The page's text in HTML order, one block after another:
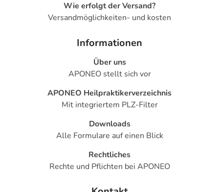
Wie erfolgt der Versand?
Versandmöglichkeiten- und kosten
Informationen
Über uns
APONEO stellt sich vor
APONEO Heilpraktikerverzeichnis
Mit integriertem PLZ-Filter
Downloads
Alle Formulare auf einen Blick
Rechtliches
Rechte und Pflichten bei APONEO